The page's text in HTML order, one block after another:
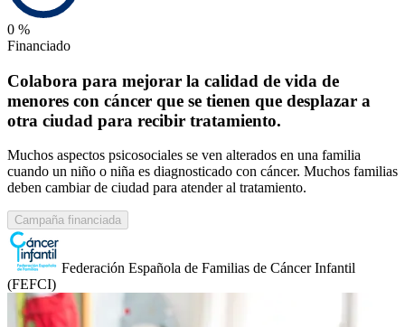
0 %
Financiado
Colabora para mejorar la calidad de vida de
menores con cáncer que se tienen que desplazar a
otra ciudad para recibir tratamiento.
Muchos aspectos psicosociales se ven alterados en una familia
cuando un niño o niña es diagnosticado con cáncer. Muchos familias
deben cambiar de ciudad para atender al tratamiento.
Campaña financiada
Federación Española de Familias de Cáncer Infantil
(FEFCI)